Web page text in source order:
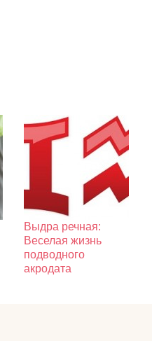
Выдра речная:
Веселая жизнь
подводного
акродата